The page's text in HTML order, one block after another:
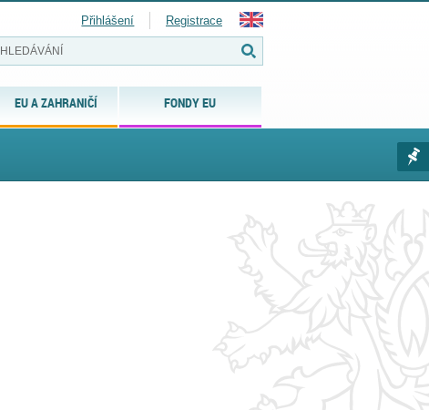
EU A ZAHRANIČÍ FONDY EU
Přihlášení Registrace